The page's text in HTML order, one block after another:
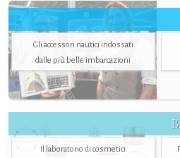
Gli accessori nautici indossati
dalle più belle imbarcazioni
Il laboratorio di cosmetici